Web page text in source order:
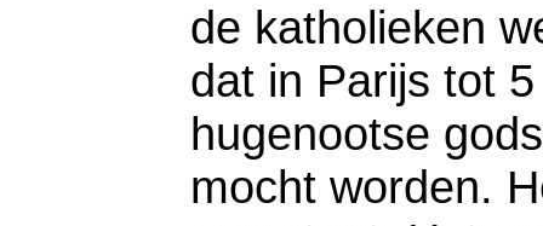
de katholieken
dat in Parijs tot
hugenootse
mocht worden.